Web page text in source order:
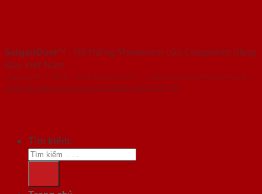
SaigonDoor™ - Hệ thống Showroom cửa Composite hàng
đầu Việt Nam
Copyright ⓒ 2016 – 2026 SaigonDoor™ - www.cuanhuacomposite.org |
Thiết kế Web & Vận hành bởi CÔNG NGHỆ VIỆT JSC
Tìm kiếm: